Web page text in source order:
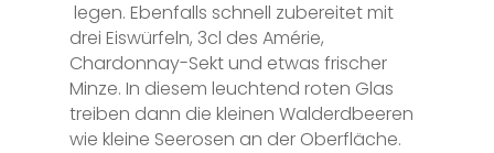
legen. Ebenfalls schnell zubereitet mit
drei Eiswürfeln, 3cl des Amérie,
Chardonnay-Sekt und etwas frischer
Minze. In diesem leuchtend roten Glas
treiben dann die kleinen Walderdbeeren
wie kleine Seerosen an der Oberfläche.